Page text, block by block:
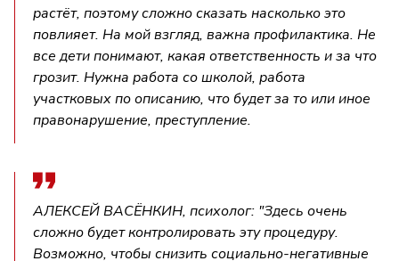
растёт, поэтому сложно сказать насколько это
повлияет. На мой взгляд, важна профилактика. Не
все дети понимают, какая ответственность и за что
грозит. Нужна работа со школой, работа
участковых по описанию, что будет за то или иное
правонарушение, преступление.
АЛЕКСЕЙ ВАСЁНКИН, психолог: "Здесь очень
сложно будет контролировать эту процедуру.
Возможно, чтобы снизить социально-негативные